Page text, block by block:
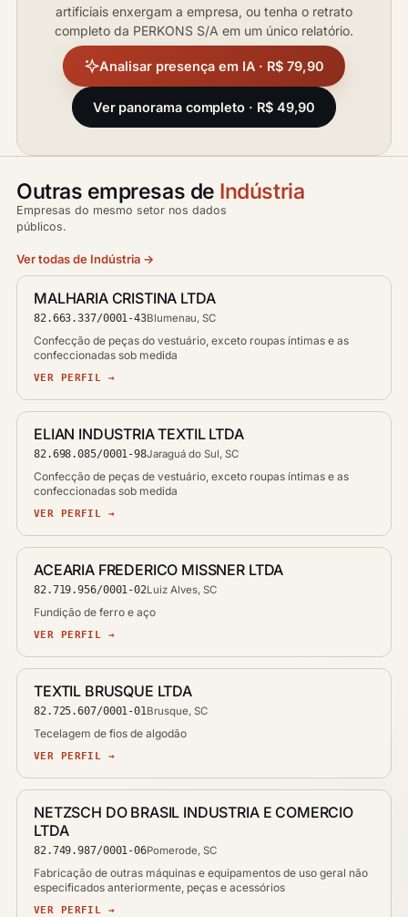
artificiais enxergam a empresa, ou tenha o retrato
completo da PERKONS S/A em um único relatório.
Analisar presença em IA · R$ 79,90
Ver panorama completo · R$ 49,90
Outras empresas de Indústria
Empresas do mesmo setor nos dados
públicos.
Ver todas de Indústria →
MALHARIA CRISTINA LTDA
82.663.337/0001-43Blumenau, SC
Confecção de peças do vestuário, exceto roupas íntimas e as
confeccionadas sob medida
VER PERFIL →
ELIAN INDUSTRIA TEXTIL LTDA
82.698.085/0001-98Jaraguá do Sul, SC
Confecção de peças de vestuário, exceto roupas íntimas e as
confeccionadas sob medida
VER PERFIL →
ACEARIA FREDERICO MISSNER LTDA
82.719.956/0001-02Luiz Alves, SC
Fundição de ferro e aço
VER PERFIL →
TEXTIL BRUSQUE LTDA
82.725.607/0001-01 Brusque, SC
Tecelagem de fios de algodão
VER PERFIL →
NETZSCH DO BRASIL INDUSTRIA E COMERCIO
LTDA
82.749.987/0001-06Pomerode, SC
Fabricação de outras máquinas e equipamentos de uso geral não
especificados anteriormente, peças e acessórios
VER PERFIL →